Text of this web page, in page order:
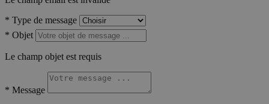
* Type de message
* Objet
Le champ objet est requis
* Message